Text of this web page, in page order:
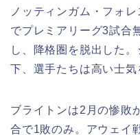
ノッティンガム・フォ
でプレミアリーグ3試合
し、降格圏を脱出した
下、選手たちは高い士気
ブライトンは2月の惨敗
合で1敗のみ。アウェイ